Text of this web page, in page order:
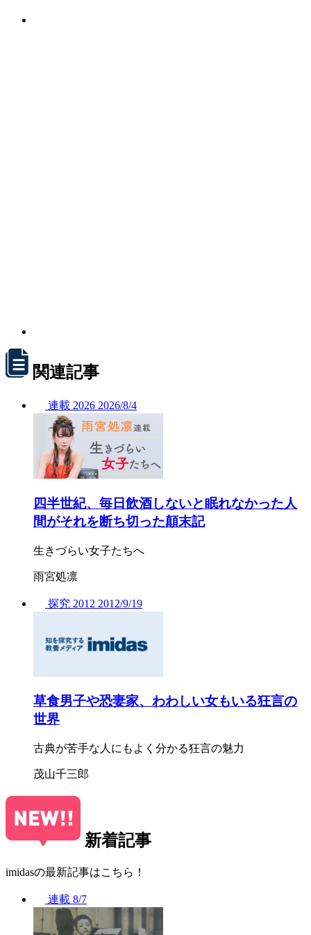
関連記事
連載 2026 2026/8/4
四半世紀、毎日飲酒しないと眠れなかった人
間がそれを断ち切った顛末記
生きづらい女子たちへ
雨宮処凛
探究 2012 2012/9/19
草食男子や恐妻家、わわしい女もいる狂言の
世界
古典が苦手な人にもよく分かる狂言の魅力
茂山千三郎
新着記事
imidasの最新記事はこちら！
連載 8/7